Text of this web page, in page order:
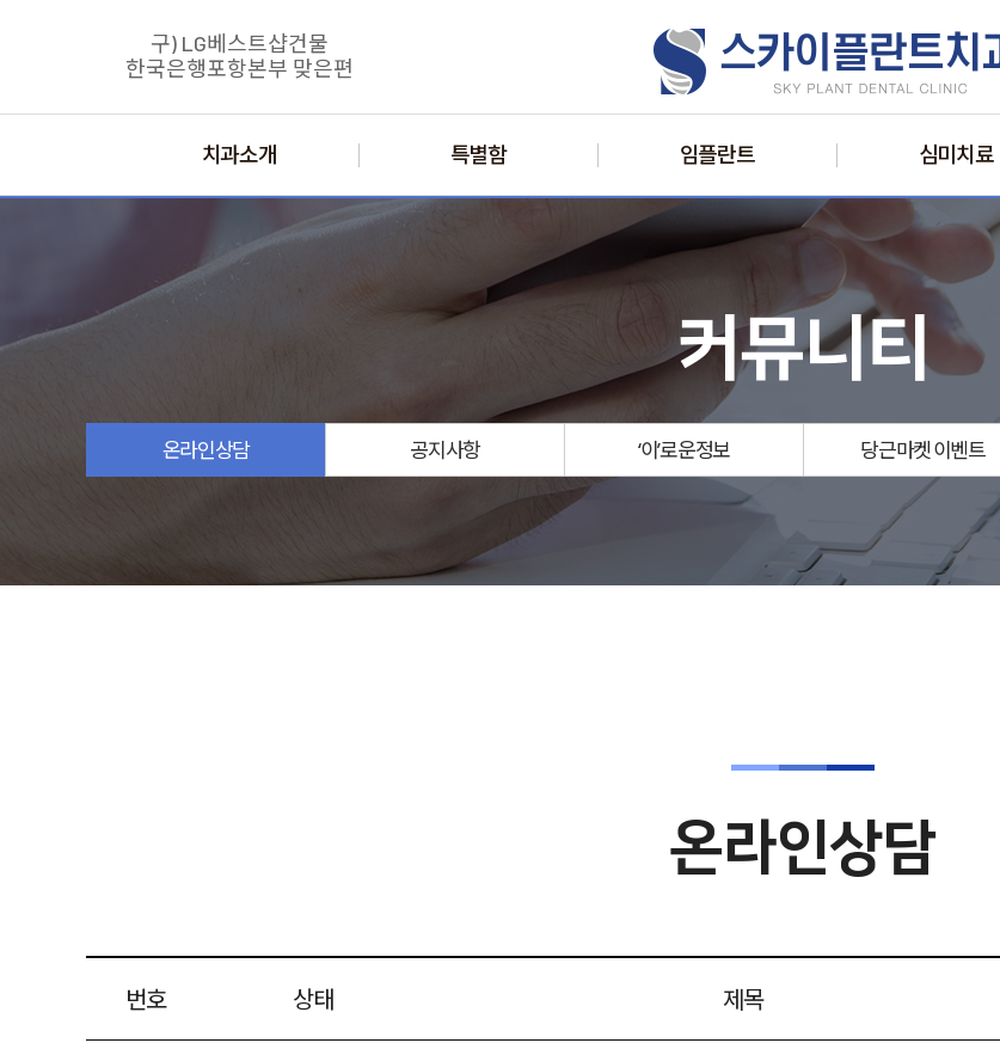
치과소개 특별함 임플란트 심미치료
구) LG베스트샵건물
한국은행포항본부 맞은편
커뮤니티
온라인상담 공지 사항 ‘이’로운정보 당근마켓 이벤트
온라인상담
번호 상태 제목